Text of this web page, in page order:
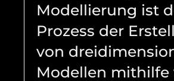
Modellierung ist
Prozess der
von
Modellen mithilfe